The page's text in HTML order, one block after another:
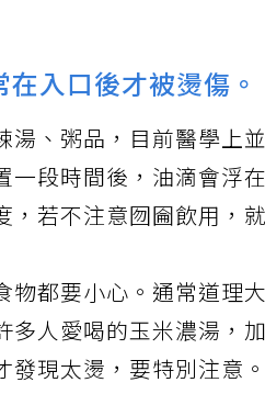
入口後才被燙傷。
湯、粥品，目前醫學上
一段時間後，油滴會浮
若不注意囫圇飲用，
物都要小心。通常道理
多人愛喝的玉米濃湯，
現太燙，要特別注意。